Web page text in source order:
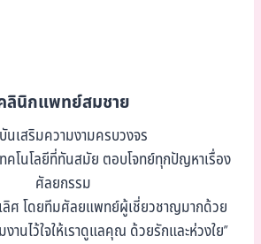
ลินิกแพทย์สมชาย
นเสริมความงามครบวงจร
คโนโลยีที่ทันสมัย ตอบโจทย์ทุกปัญหาเรื่อง
ศัลยกรรม
ลิศ โดยทีมศัลยแพทย์ผู้เชี่ยวชาญมากด้วย
านไว้ใจให้เราดูแลคุณ ด้วยรักและห่วงใย”